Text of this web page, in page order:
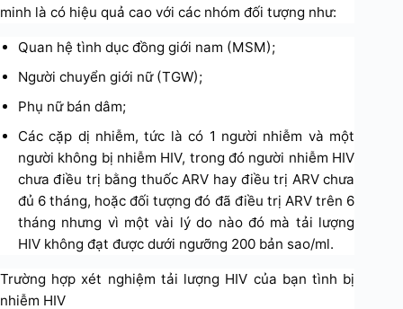
minh là có hiệu quả cao với các nhóm đối tượng như:
Quan hệ tình dục đồng giới nam (MSM);
Người chuyển giới nữ (TGW);
Phụ nữ bán dâm;
Các cặp dị nhiễm, tức là có 1 người nhiễm và một
người không bị nhiễm HIV, trong đó người nhiễm HIV
chưa điều trị bằng thuốc ARV hay điều trị ARV chưa
đủ 6 tháng, hoặc đối tượng đó đã điều trị ARV trên 6
tháng nhưng vì một vài lý do nào đó mà tải lượng
HIV không đạt được dưới ngưỡng 200 bản sao/ml.
Trường hợp xét nghiệm tải lượng HIV của bạn tình bị
nhiễm HIV